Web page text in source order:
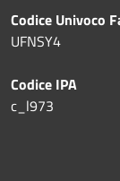
Codice Univoco
UFNSY4
Codice IPA
c_l973